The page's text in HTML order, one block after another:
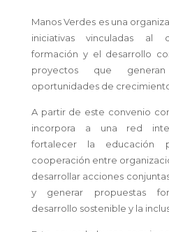
Manos Verdes es una
iniciativas vinculadas al
formación y el desarrollo
proyectos que
oportunidades de
A partir de este convenio
incorpora a una red
fortalecer la
cooperación entre
desarrollar acciones
y generar propuestas
desarrollo sostenible y la